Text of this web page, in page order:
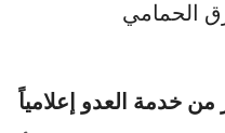
الحمامي
من خدمة العدو إعلامياً